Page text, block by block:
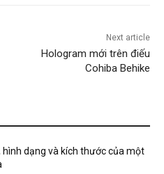
Next article
Hologram mới trên điếu
Cohiba Behike
hình dạng và kích thước của một